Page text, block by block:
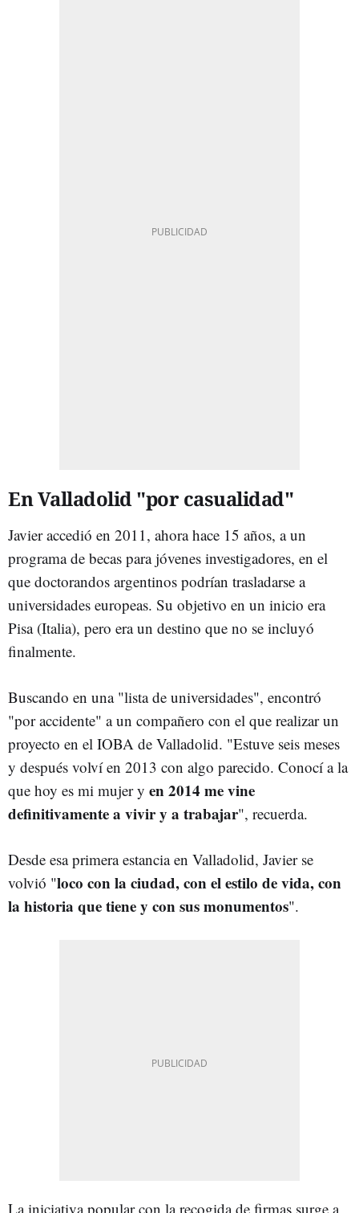
En Valladolid "por casualidad"
Javier accedió en 2011, ahora hace 15 años, a un
programa de becas para jóvenes investigadores, en el
que doctorandos argentinos podrían trasladarse a
universidades europeas. Su objetivo en un inicio era
Pisa (Italia), pero era un destino que no se incluyó
finalmente.
Buscando en una "lista de universidades", encontró
"por accidente" a un compañero con el que realizar un
proyecto en el IOBA de Valladolid. "Estuve seis meses
y después volví en 2013 con algo parecido. Conocí a la
que hoy es mi mujer y en 2014 me vine
definitivamente a vivir y a trabajar", recuerda.
Desde esa primera estancia en Valladolid, Javier se
volvió "loco con la ciudad, con el estilo de vida, con
la historia que tiene y con sus monumentos".
La iniciativa popular con la recogida de firmas surge a